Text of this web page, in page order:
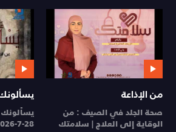
من الإذاعة
صحة الجلد في الصيف : من
الوقاية إلى العلاج | سلامتك
يسألونك
28-7-2026